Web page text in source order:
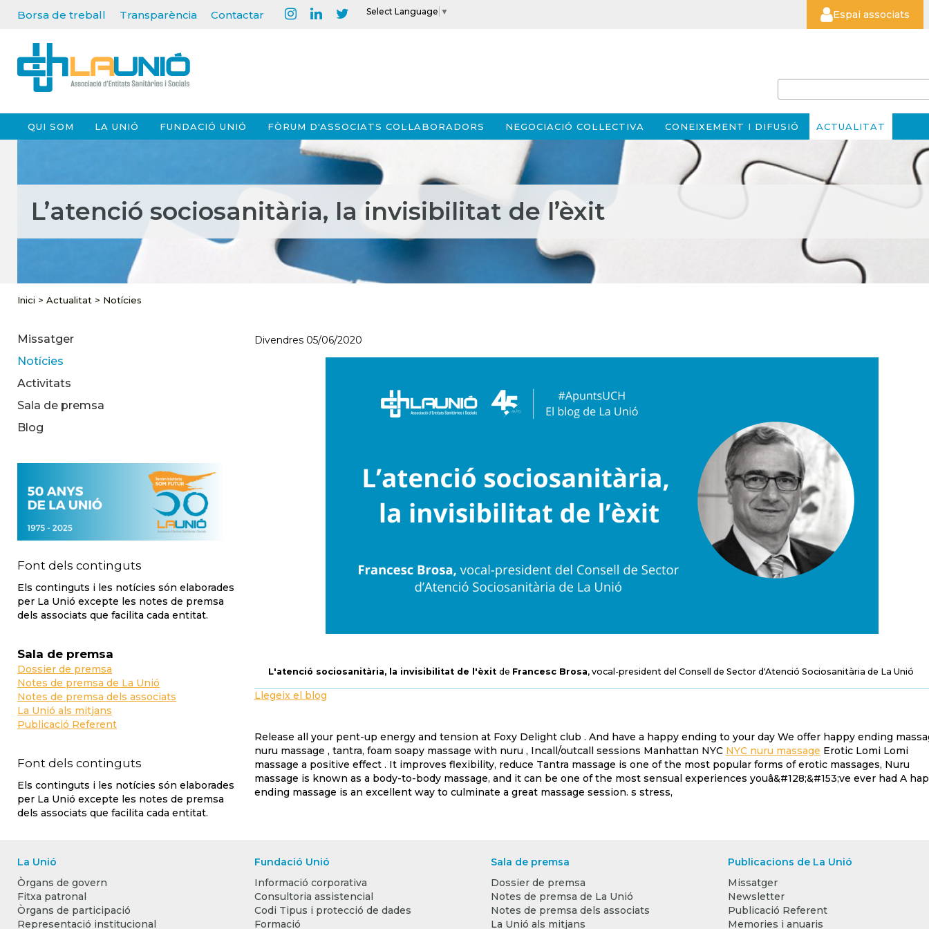
Borsa de treball Transparència Contactar Select Language ▼ Espai associats
QUI SOM LA UNIÓ FUNDACIÓ UNIÓ FÒRUM D'ASSOCIATS COL·LABORADORS NEGOCIACIÓ COL·LECTIVA CONEIXEMENT I DIFUSIÓ ACTUALITAT
L’atenció sociosanitària, la invisibilitat de l’èxit
Inici > Actualitat > Notícies
Missatger
Notícies
Activitats
Sala de premsa
Blog
Font dels continguts
Els continguts i les notícies són elaborades
per La Unió excepte les notes de premsa
dels associats que facilita cada entitat.
Sala de premsa
Dossier de premsa
Notes de premsa de La Unió
Notes de premsa dels associats
La Unió als mitjans
Publicació Referent
Font dels continguts
Els continguts i les notícies són elaborades
per La Unió excepte les notes de premsa
dels associats que facilita cada entitat.
Divendres 05/06/2020
L'atenció sociosanitària, la invisibilitat de l'èxit de Francesc Brosa, vocal-president del Consell de Sector d'Atenció Sociosanitària de La Unió
Llegeix el blog
Release all your pent-up energy and tension at Foxy Delight club . And have a happy ending to your day We offer happy ending
nuru massage , tantra, foam soapy massage with nuru , Incall/outcall sessions Manhattan NYC NYC nuru massage Erotic Lomi Lomi
massage a positive effect . It improves flexibility, reduce Tantra massage is one of the most popular forms of erotic massages, Nuru
massage is known as a body-to-body massage, and it can be one of the most sensual experiences youâ&#128;&#153;ve ever had A
ending massage is an excellent way to culminate a great massage session. s stress,
La Unió
Òrgans de govern
Fitxa patronal
Òrgans de participació
Representació institucional
Fundació Unió
Informació corporativa
Consultoria assistencial
Codi Tipus i protecció de dades
Formació
Sala de premsa
Dossier de premsa
Notes de premsa de La Unió
Notes de premsa dels associats
La Unió als mitjans
Publicacions de La Unió
Missatger
Newsletter
Publicació Referent
Memories i anuaris